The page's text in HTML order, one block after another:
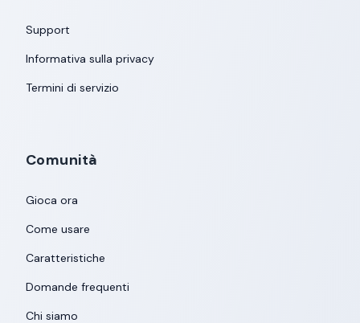
Support
Informativa sulla privacy
Termini di servizio
Comunità
Gioca ora
Come usare
Caratteristiche
Domande frequenti
Chi siamo